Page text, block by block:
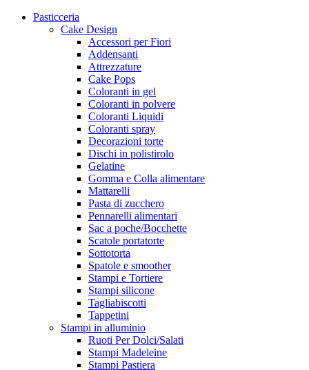
Pasticceria
Cake Design
Accessori per Fiori
Addensanti
Attrezzature
Cake Pops
Coloranti in gel
Coloranti in polvere
Coloranti Liquidi
Coloranti spray
Decorazioni torte
Dischi in polistirolo
Gelatine
Gomma e Colla alimentare
Mattarelli
Pasta di zucchero
Pennarelli alimentari
Sac a poche/Bocchette
Scatole portatorte
Sottotorta
Spatole e smoother
Stampi e Tortiere
Stampi silicone
Tagliabiscotti
Tappetini
Stampi in alluminio
Ruoti Per Dolci/Salati
Stampi Madeleine
Stampi Pastiera